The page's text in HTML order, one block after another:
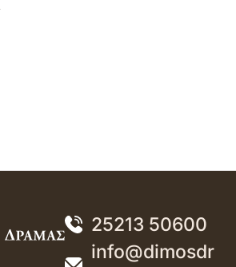
25213 50600
info@dimosdr